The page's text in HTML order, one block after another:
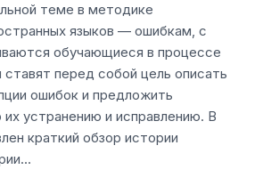
теме в методике
языков — ошибкам, с
обучающиеся в процессе
ставят перед собой цель описать
ошибок и предложить
устранению и исправлению. В
краткий обзор истории